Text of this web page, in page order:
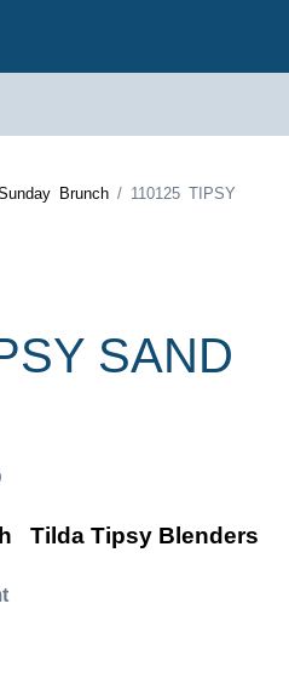
Brunch / 110125 TIPSY
SAND
Tilda Tipsy Blenders